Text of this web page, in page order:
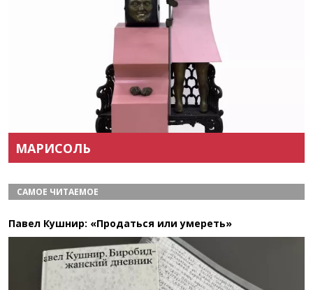
МАРИСОЛЬ
САМОЕ ЧИТАЕМОЕ
Павел Кушнир: «Продаться или умереть»